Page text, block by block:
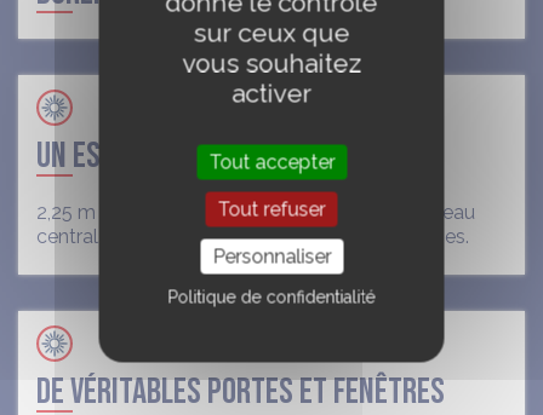
UN ESPACE LIBRE
2,25 m de mur, jusqu’à 5 m au centre, sans poteau
central… un espace libéré pour toutes vos envies.
DE VÉRITABLES PORTES ET FENÊTRES
sur ceux que
vous souhaitez
activer
Tout accepter
Tout refuser
Personnaliser
Politique de confidentialité